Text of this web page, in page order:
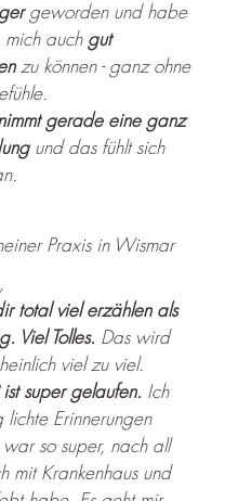
geworden und habe
auch gut
zu können - ganz ohne
gerade eine ganz
und das fühlt sich
Praxis in Wismar
total viel erzählen als
Viel Tolles. Das wird
viel zu viel.
super gelaufen. Ich
Erinnerungen
so super, nach all
mit Krankenhaus und